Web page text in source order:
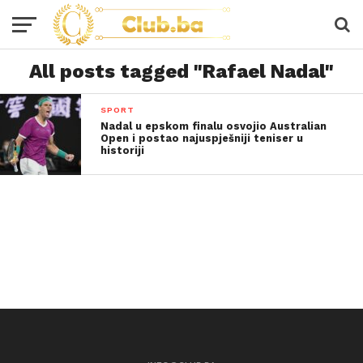
All posts tagged "Rafael Nadal"
SPORT
Nadal u epskom finalu osvojio Australian
Open i postao najuspješniji teniser u
historiji